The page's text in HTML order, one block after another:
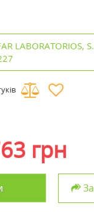
LABORATORIOS,
грн